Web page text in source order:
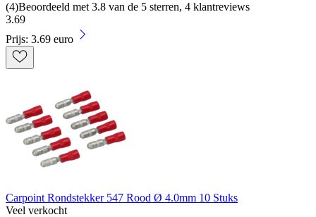
(4)Beoordeeld met 3.8 van de 5 sterren, 4 klantreviews
3.69
Prijs: 3.69 euro
Carpoint Rondstekker 547 Rood Ø 4.0mm 10 Stuks
Veel verkocht